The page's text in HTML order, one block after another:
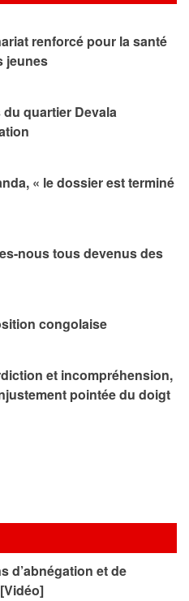
renforcé pour la santé
jeunes
quartier Devala
« le dossier est terminé
nous tous devenus des
congolaise
et incompréhension,
pointée du doigt
d’abnégation et de